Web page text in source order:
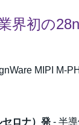
界初の
MIPI M-
ロナ）発 - 半